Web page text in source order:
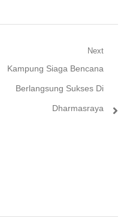
Next
Next
post:
Kampung Siaga Bencana
Berlangsung Sukses Di
Dharmasraya